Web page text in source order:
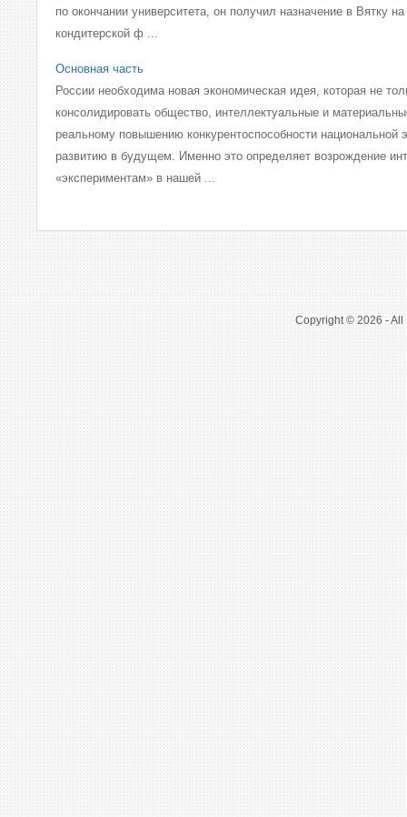
по окончании университета, он получил назначение в Вятку
кондитерской ф ...
Основная часть
России необходима новая экономическая идея, которая не
консолидировать общество, интеллектуальные и
реальному повышению конкурентоспособности национальной
развитию в будущем. Именно это определяет возрождение
«экспериментам» в нашей ...
Copyright © 2026 - All